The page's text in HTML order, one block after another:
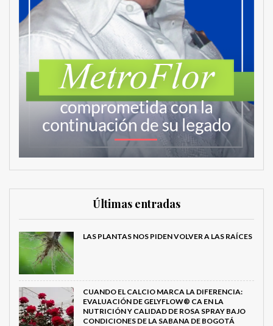
Últimas entradas
LAS PLANTAS NOS PIDEN VOLVER A LAS RAÍCES
CUANDO EL CALCIO MARCA LA DIFERENCIA:
EVALUACIÓN DE GELYFLOW® CA EN LA
NUTRICIÓN Y CALIDAD DE ROSA SPRAY BAJO
CONDICIONES DE LA SABANA DE BOGOTÁ